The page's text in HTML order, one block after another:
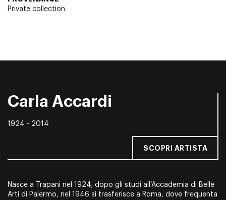
Private collection
Carla Accardi
1924 - 2014
SCOPRI ARTISTA
Nasce a Trapani nel 1924; dopo gli studi all’Accademia di Belle
Arti di Palermo, nel 1946 si trasferisce a Roma, dove frequenta